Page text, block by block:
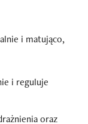
i matująco,
i reguluje
oraz